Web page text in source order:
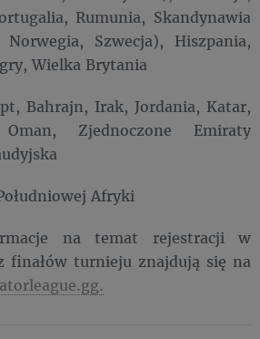
Rumunia, Skandynawia
Szwecja), Hiszpania,
Wielka Brytania
Bahrajn, Irak, Jordania, Katar,
Zjednoczone Emiraty
Afryki
na temat rejestracji w
finałów turnieju znajdują się na